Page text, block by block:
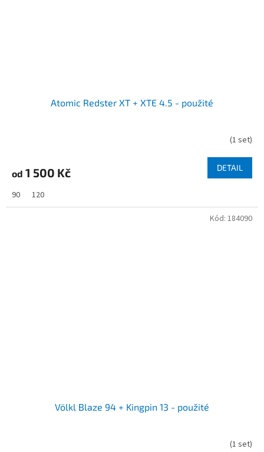
Atomic Redster XT + XTE 4.5 - použité
(1 set)
od 1 500 Kč DETAIL
90 120
Völkl Blaze 94 + Kingpin 13 - použité
(1 set)
Kód: 184090